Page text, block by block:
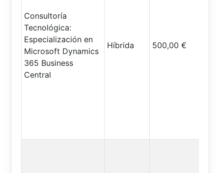
Consultoría
Tecnológica:
Especialización en
Microsoft Dynamics
365 Business
Central
Híbrida 500,00 €